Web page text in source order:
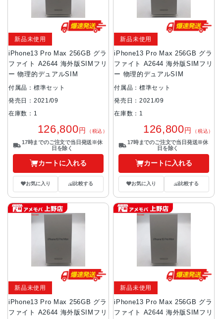
iPhone13 Pro Max 256GB グラ
ファイト A2644 海外版SIMフリ
ー 物理的デュアルSIM
新品未使用
付属品：標準セット
発売日：2021/09
在庫数：1
126,800円 （税込）
17時までのご注文で当日発送※休
日を除く
カートに入れる
お気に入り 比較する
iPhone13 Pro Max 256GB グラ
ファイト A2644 海外版SIMフリ
ー 物理的デュアルSIM
新品未使用
付属品：標準セット
発売日：2021/09
在庫数：1
126,800円 （税込）
17時までのご注文で当日発送※休
日を除く
カートに入れる
お気に入り 比較する
iPhone13 Pro Max 256GB グラ
ファイト A2644 海外版SIMフリ
新品未使用
iPhone13 Pro Max 256GB グラ
ファイト A2644 海外版SIMフリ
新品未使用